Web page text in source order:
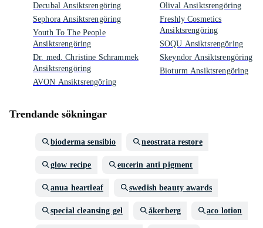
Decubal Ansiktsrengöring
Sephora Ansiktsrengöring
Youth To The People
Ansiktsrengöring
Dr. med. Christine Schrammek
Ansiktsrengöring
AVON Ansiktsrengöring
Olival Ansiktsrengöring
Freshly Cosmetics
Ansiktsrengöring
SOQU Ansiktsrengöring
Skeyndor Ansiktsrengöring
Bioturm Ansiktsrengöring
Trendande sökningar
bioderma sensibio neostrata restore
glow recipe eucerin anti pigment
anua heartleaf swedish beauty awards
special cleansing gel åkerberg aco lotion